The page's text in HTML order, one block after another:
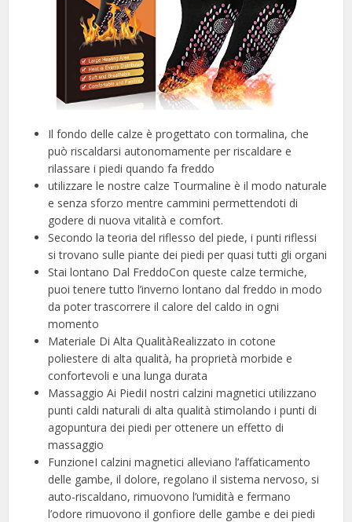
Il fondo delle calze è progettato con tormalina, che
può riscaldarsi autonomamente per riscaldare e
rilassare i piedi quando fa freddo
utilizzare le nostre calze Tourmaline è il modo naturale
e senza sforzo mentre cammini permettendoti di
godere di nuova vitalità e comfort.
Secondo la teoria del riflesso del piede, i punti riflessi
si trovano sulle piante dei piedi per quasi tutti gli organi
Stai lontano Dal FreddoCon queste calze termiche,
puoi tenere tutto l’inverno lontano dal freddo in modo
da poter trascorrere il calore del caldo in ogni
momento
Materiale Di Alta QualitàRealizzato in cotone
poliestere di alta qualità, ha proprietà morbide e
confortevoli e una lunga durata
Massaggio Ai PiediI nostri calzini magnetici utilizzano
punti caldi naturali di alta qualità stimolando i punti di
agopuntura dei piedi per ottenere un effetto di
massaggio
FunzioneI calzini magnetici alleviano l’affaticamento
delle gambe, il dolore, regolano il sistema nervoso, si
auto-riscaldano, rimuovono l’umidità e fermano
l’odore rimuovono il gonfiore delle gambe e dei piedi